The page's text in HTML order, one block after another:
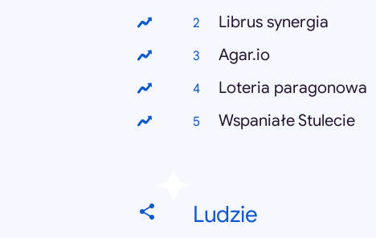
Librus synergia
Agar.io
Loteria paragonowa
Wspaniałe Stulecie
Ludzie